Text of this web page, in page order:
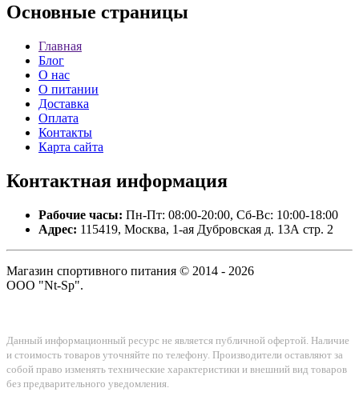
Основные страницы
Главная
Блог
О нас
О питании
Доставка
Оплата
Контакты
Карта сайта
Контактная информация
Рабочие часы: Пн-Пт: 08:00-20:00, Сб-Вс: 10:00-18:00
Адрес: 115419, Москва, 1-ая Дубровская д. 13А стр. 2
Магазин спортивного питания © 2014 - 2026
ООО "Nt-Sp".
Данный информационный ресурс не является публичной офертой. Наличие
и стоимость товаров уточняйте по телефону. Производители оставляют за
собой право изменять технические характеристики и внешний вид товаров
без предварительного уведомления.